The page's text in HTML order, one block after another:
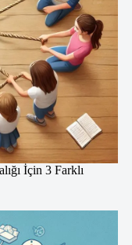
İçin 3 Farklı